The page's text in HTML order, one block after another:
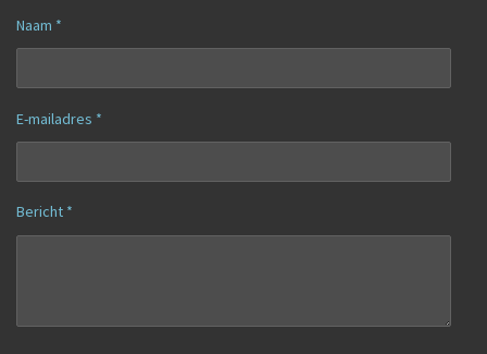
Naam *
E-mailadres *
Bericht *